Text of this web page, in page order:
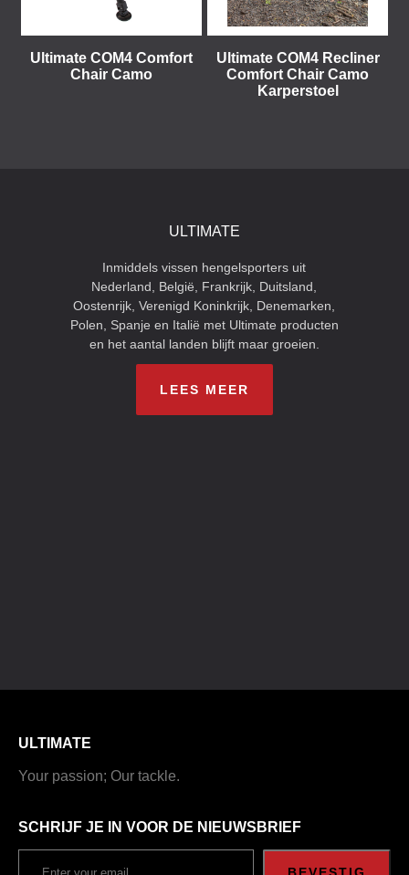
Ultimate COM4 Comfort
Chair Camo
Ultimate COM4 Recliner
Comfort Chair Camo
Karperstoel
ULTIMATE
Inmiddels vissen hengelsporters uit
Nederland, België, Frankrijk, Duitsland,
Oostenrijk, Verenigd Koninkrijk, Denemarken,
Polen, Spanje en Italië met Ultimate producten
en het aantal landen blijft maar groeien.
LEES MEER
ULTIMATE
Your passion; Our tackle.
SCHRIJF JE IN VOOR DE NIEUWSBRIEF